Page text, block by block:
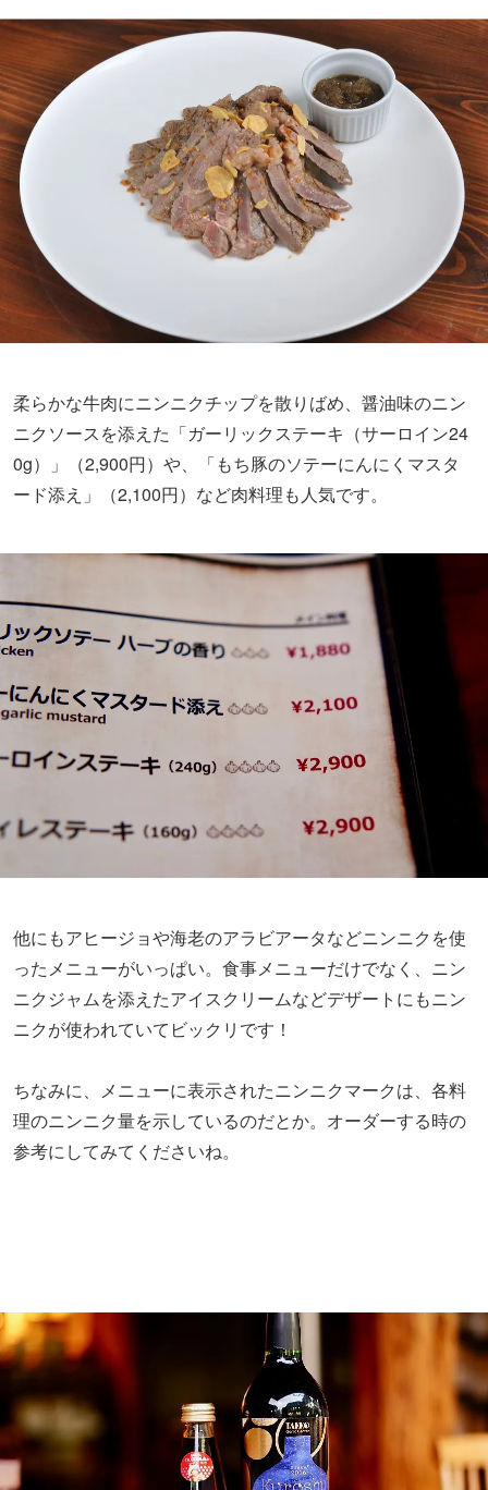
柔らかな牛肉にニンニクチップを散りばめ、醤油味のニン
ニクソースを添えた「ガーリックステーキ（サーロイン24
0g）」（2,900円）や、「もち豚のソテーにんにくマスタ
ード添え」（2,100円）など肉料理も人気です。
他にもアヒージョや海老のアラビアータなどニンニクを使
ったメニューがいっぱい。食事メニューだけでなく、ニン
ニクジャムを添えたアイスクリームなどデザートにもニン
ニクが使われていてビックリです！
ちなみに、メニューに表示されたニンニクマークは、各料
理のニンニク量を示しているのだとか。オーダーする時の
参考にしてみてくださいね。